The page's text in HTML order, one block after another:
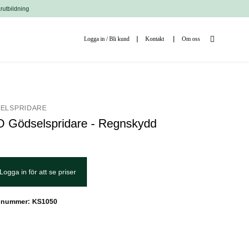
Logga in / Bli kund Kontakt Om oss
Gödselspridare - Regnskydd
Logga in för att se priser
KS1050